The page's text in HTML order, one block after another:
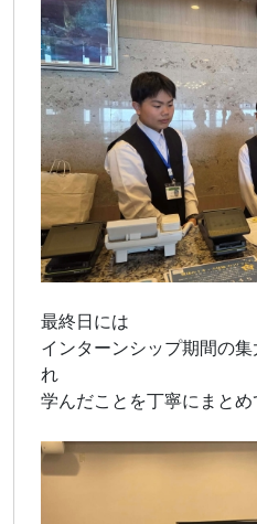
最終日には
インターンシップ期間の
れ
学んだことを丁寧にまとめ